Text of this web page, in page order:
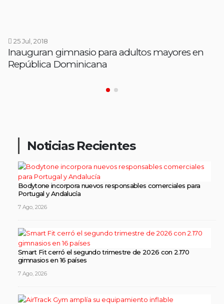
25 Jul, 2018
Inauguran gimnasio para adultos mayores en
República Dominicana
Noticias Recientes
Bodytone incorpora nuevos responsables comerciales para
Portugal y Andalucía
7 Ago, 2026
Smart Fit cerró el segundo trimestre de 2026 con 2.170
gimnasios en 16 países
7 Ago, 2026